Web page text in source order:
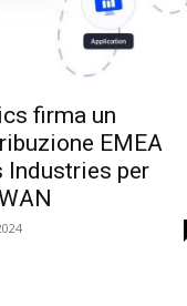
firma un
EMEA
Industries per